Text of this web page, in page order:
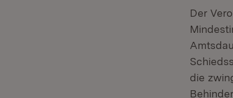
Der
die